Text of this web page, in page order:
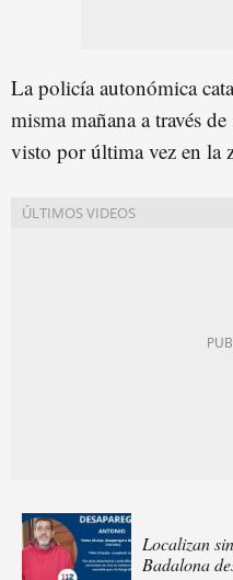
La policía autonómica
misma mañana a través
visto por última vez en la
Localizan
Badalona